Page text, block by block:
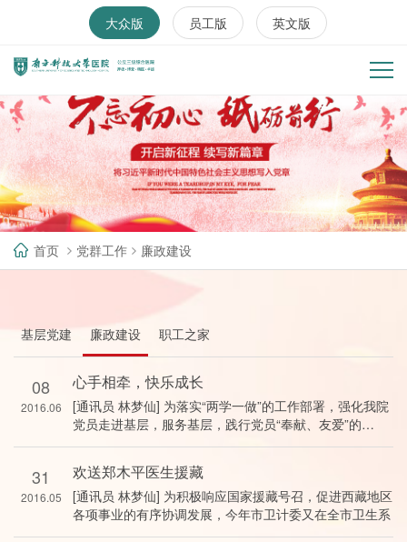
大众版 员工版 英文版
首页 党群工作 廉政建设
基层党建 廉政建设 职工之家
08
2016.06
心手相牵，快乐成长
[通讯员 林梦仙] 为落实“两学一做”的工作部署，强化我院
党员走进基层，服务基层，践行党员“奉献、友爱”的…
31
2016.05
欢送郑木平医生援藏
[通讯员 林梦仙] 为积极响应国家援藏号召，促进西藏地区
各项事业的有序协调发展，今年市卫计委又在全市卫生系
统范围内选派了一…